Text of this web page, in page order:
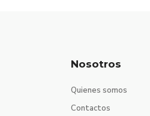
Nosotros
Quienes somos
Contactos